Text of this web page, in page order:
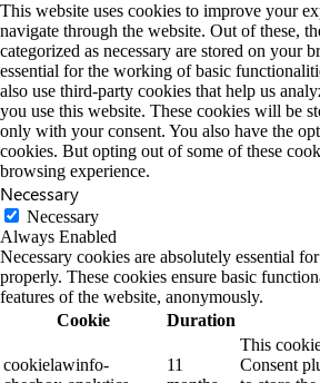
This website uses cookies to improve your
navigate through the website. Out of these,
categorized as necessary are stored on your
essential for the working of basic
also use third-party cookies that help us
you use this website. These cookies will be
only with your consent. You also have the
cookies. But opting out of some of these
browsing experience.
Necessary
Necessary
Always Enabled
Necessary cookies are absolutely essential
properly. These cookies ensure basic
features of the website, anonymously.
Cookie
Duration
cookielawinfo-
11
This
Consent